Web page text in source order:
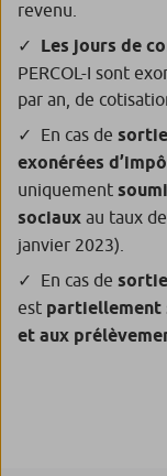
revenu.
Les jours de
PERCOL-I sont
par an, de
En cas de
exonérées
uniquement
sociaux au taux
janvier 2023).
En cas de
est partiellement
et aux